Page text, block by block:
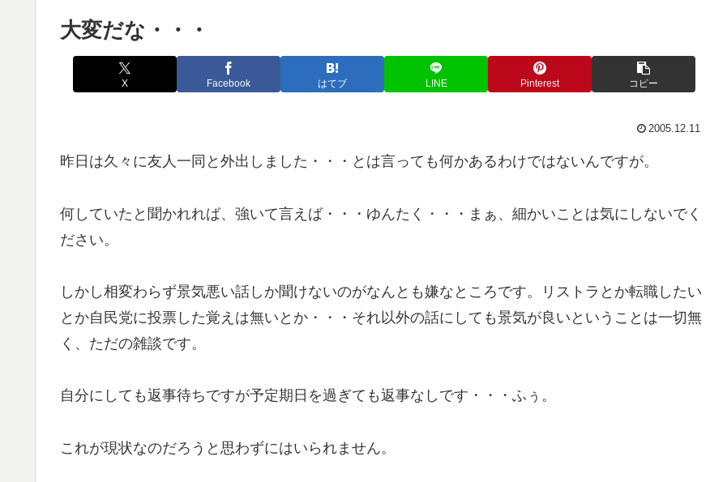
大変だな・・・
X Facebook はてブ LINE Pinterest コピー
2005.12.11
昨日は久々に友人一同と外出しました・・・とは言っても何かあるわけではないんですが。
何していたと聞かれれば、強いて言えば・・・ゆんたく・・・まぁ、細かいことは気にしないでく
ださい。
しかし相変わらず景気悪い話しか聞けないのがなんとも嫌なところです。リストラとか転職したい
とか自民党に投票した覚えは無いとか・・・それ以外の話にしても景気が良いということは一切無
く、ただの雑談です。
自分にしても返事待ちですが予定期日を過ぎても返事なしです・・・ふぅ。
これが現状なのだろうと思わずにはいられません。